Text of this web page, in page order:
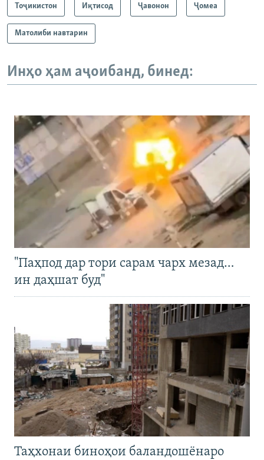
Тоҷикистон Иқтисод Ҷавонон Ҷомeа
Матолиби навтарин
Инҳо ҳам аҷоибанд, бинед:
"Паҳпод дар тори сарам чарх мезад…
ин даҳшат буд"
Таҳхонаи биноҳои баландошёнаро